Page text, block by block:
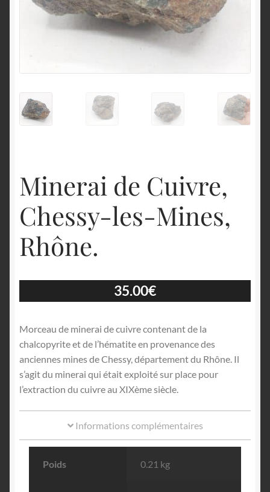
Minerai de Cuivre,
Chessy-les-Mines,
Rhône.
35.00€
Morceau de minerai de cuivre contenant de la
chalcopyrite et de l’hématite en provenance des
anciennes mines de Chessy, département du Rhône. Il
s’agit du minerai qui était exploité sur place pour
l’extraction du cuivre au XIXème siècle.
Informations complémentaires
Poids 0.21 kg